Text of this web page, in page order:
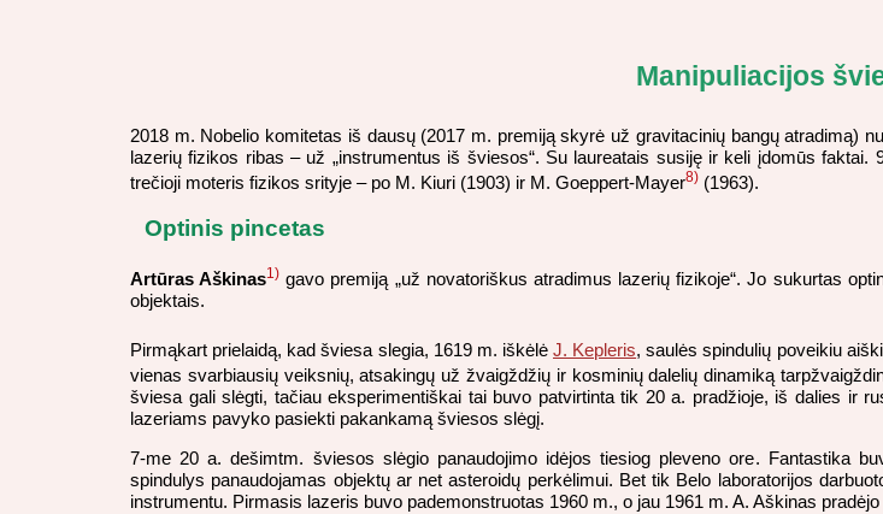
Manipuliacijos
2018 m. Nobelio komitetas iš dausų (2017 m. premiją skyrė už gravitacinių bangų atradimą)
lazerių fizikos ribas – už „instrumentus iš šviesos“. Su laureatais susiję ir keli įdomūs
trečioji moteris fizikos srityje – po M. Kiuri (1903) ir M. Goeppert-Mayer8) (1963).
Optinis pincetas
Artūras Aškinas1) gavo premiją „už novatoriškus atradimus lazerių fizikoje“. Jo sukurtas
objektais.
Pirmąkart prielaidą, kad šviesa slegia, 1619 m. iškėlė J. Kepleris, saulės spindulių poveikiu
vienas svarbiausių veiksnių, atsakingų už žvaigždžių ir kosminių dalelių dinamiką
šviesa gali slėgti, tačiau eksperimentiškai tai buvo patvirtinta tik 20 a. pradžioje, iš dalies ir
lazeriams pavyko pasiekti pakankamą šviesos slėgį.
7-me 20 a. dešimtm. šviesos slėgio panaudojimo idėjos tiesiog pleveno ore. Fantastika
spindulys panaudojamas objektų ar net asteroidų perkėlimui. Bet tik Belo laboratorijos
instrumentu. Pirmasis lazeris buvo pademonstruotas 1960 m., o jau 1961 m. A. Aškinas